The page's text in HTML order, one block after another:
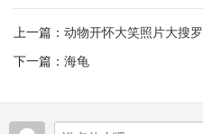
上一篇： 动物开怀大笑照片大搜罗
下一篇： 海龟